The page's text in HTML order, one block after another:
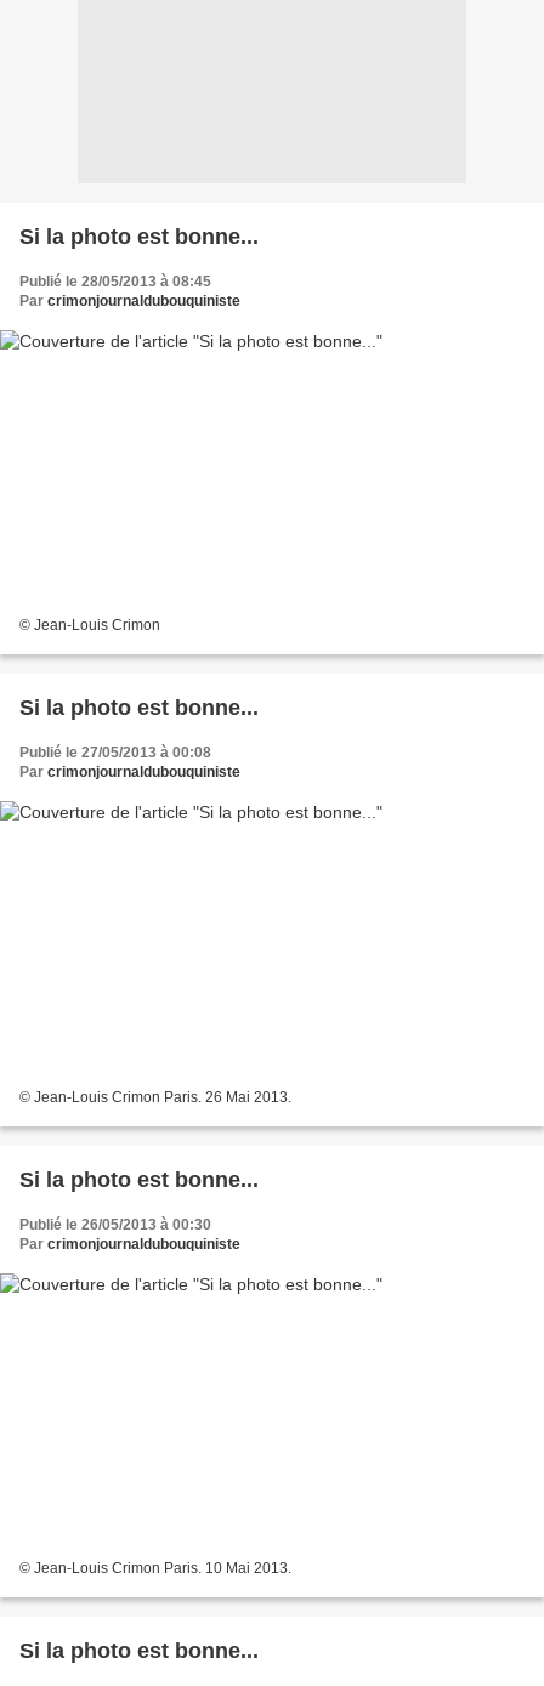
Si la photo est bonne...
Publié le 28/05/2013 à 08:45
Par crimonjournaldubouquiniste
© Jean-Louis Crimon
Si la photo est bonne...
Publié le 27/05/2013 à 00:08
Par crimonjournaldubouquiniste
© Jean-Louis Crimon Paris. 26 Mai 2013.
Si la photo est bonne...
Publié le 26/05/2013 à 00:30
Par crimonjournaldubouquiniste
© Jean-Louis Crimon Paris. 10 Mai 2013.
Si la photo est bonne...